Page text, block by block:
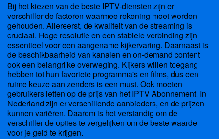
Bij het kiezen van de beste IPTV-diensten zijn er
verschillende factoren waarmee rekening moet worden
gehouden. Allereerst, de kwaliteit van de streaming is
cruciaal. Hoge resolutie en een stabiele verbinding zijn
essentieel voor een aangename kijkervaring. Daarnaast is
de beschikbaarheid van kanalen en on-demand content
ook een belangrijke overweging. Kijkers willen toegang
hebben tot hun favoriete programma's en films, dus een
ruime keuze aan zenders is een must. Ook moeten
gebruikers letten op de prijs van het IPTV Abonnement. In
Nederland zijn er verschillende aanbieders, en de prijzen
kunnen variëren. Daarom is het verstandig om de
verschillende opties te vergelijken om de beste waarde
voor je geld te krijgen.